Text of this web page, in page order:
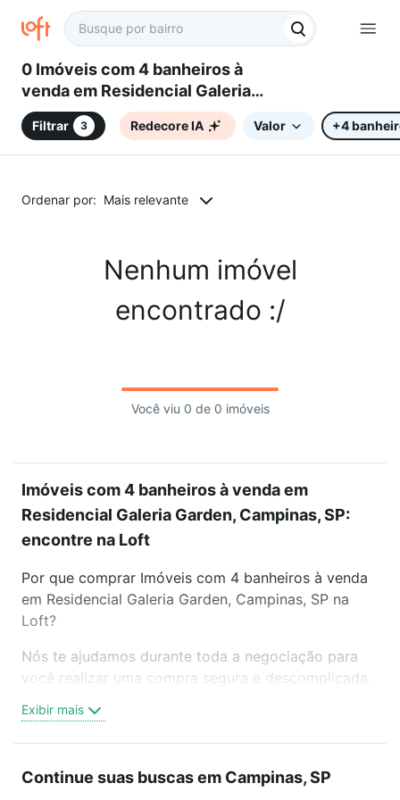
0 Imóveis com 4 banheiros à
venda em Residencial Galeria
Garden, Campinas, SP
Filtrar 3 Redecore IA Valor +4
Ordenar por: Mais relevante
Nenhum imóvel
encontrado :/
Você viu 0 de 0 imóveis
Imóveis com 4 banheiros à venda em
Residencial Galeria Garden, Campinas, SP:
encontre na Loft
Por que comprar Imóveis com 4 banheiros à venda
em Residencial Galeria Garden, Campinas, SP na
Loft?
Nós te ajudamos durante toda a negociação para
você realizar uma compra segura e descomplicada.
trabalho e do metrô, aqui você vai encontrar a
oferta ideal de Imóveis com 4 banheiros à venda em
conquistar seu sonho. Agende uma visita presencial
Exibir mais
Continue suas buscas em Campinas, SP